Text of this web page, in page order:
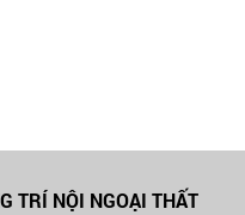
TRÍ NỘI NGOẠI THẤT